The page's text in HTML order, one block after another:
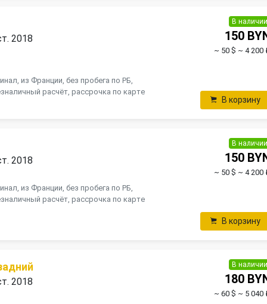
2018
из Франции, без пробега по РБ,
расчёт, рассрочка по карте
В
150
~ 50 $ ~ 4 200
В корзину
2018
из Франции, без пробега по РБ,
расчёт, рассрочка по карте
В
150
~ 50 $ ~ 4 200
В корзину
2018
В
180
~ 60 $ ~ 5 040